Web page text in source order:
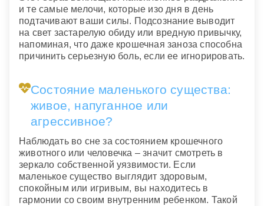
и те самые мелочи, которые изо дня в день
подтачивают ваши силы. Подсознание выводит
на свет застарелую обиду или вредную привычку,
напоминая, что даже крошечная заноза способна
причинить серьезную боль, если ее игнорировать.
Состояние маленького существа:
живое, напуганное или
агрессивное?
Наблюдать во сне за состоянием крошечного
животного или человечка – значит смотреть в
зеркало собственной уязвимости. Если
маленькое существо выглядит здоровым,
спокойным или игривым, вы находитесь в
гармонии со своим внутренним ребенком. Такой